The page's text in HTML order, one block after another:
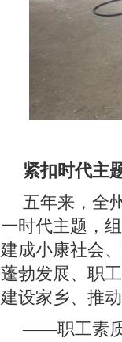
紧扣时代主
五年来，全
一时代主题，
建成小康社会
蓬勃发展、职
建设家乡、推
——职工素质